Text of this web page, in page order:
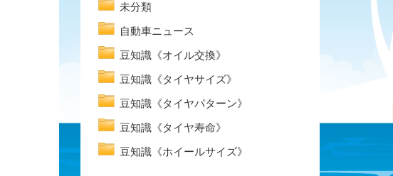
未分類
自動車ニュース
豆知識《オイル交換》
豆知識《タイヤサイズ》
豆知識《タイヤパターン》
豆知識《タイヤ寿命》
豆知識《ホイールサイズ》